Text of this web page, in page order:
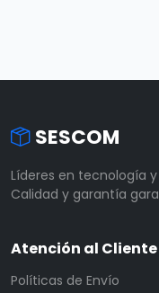
SESCOM
Líderes en tecnología
Calidad y garantía
Atención al Cliente
Políticas de Envío